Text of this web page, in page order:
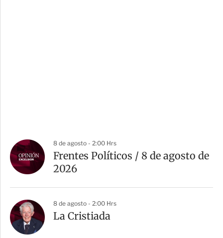
8 de agosto - 2:00 Hrs
Frentes Políticos / 8 de agosto de
2026
8 de agosto - 2:00 Hrs
La Cristiada